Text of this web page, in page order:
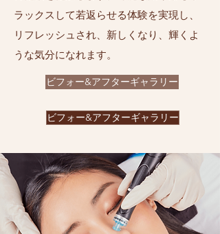
ラックスして若返らせる体験を実現し、
リフレッシュされ、新しくなり、輝くよ
うな気分になれます。
ビフォー&アフターギャラリー
ビフォー&アフターギャラリー